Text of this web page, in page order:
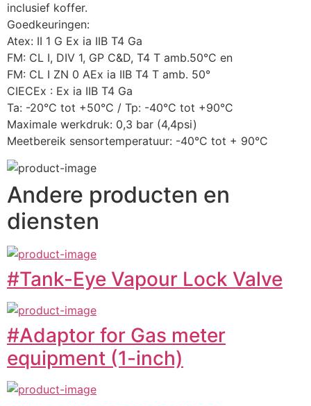
inclusief koffer.
Goedkeuringen:
Atex: II 1 G Ex ia IIB T4 Ga
FM: CL I, DIV 1, GP C&D, T4 T amb.50°C en
FM: CL I ZN 0 AEx ia IIB T4 T amb. 50°
CIECEx : Ex ia IIB T4 Ga
Ta: -20°C tot +50°C / Tp: -40°C tot +90°C
Maximale werkdruk: 0,3 bar (4,4psi)
Meetbereik sensortemperatuur: -40°C tot + 90°C
Andere producten en
diensten
#Tank-Eye Vapour Lock Valve
#Adaptor for Gas meter
equipment (1-inch)